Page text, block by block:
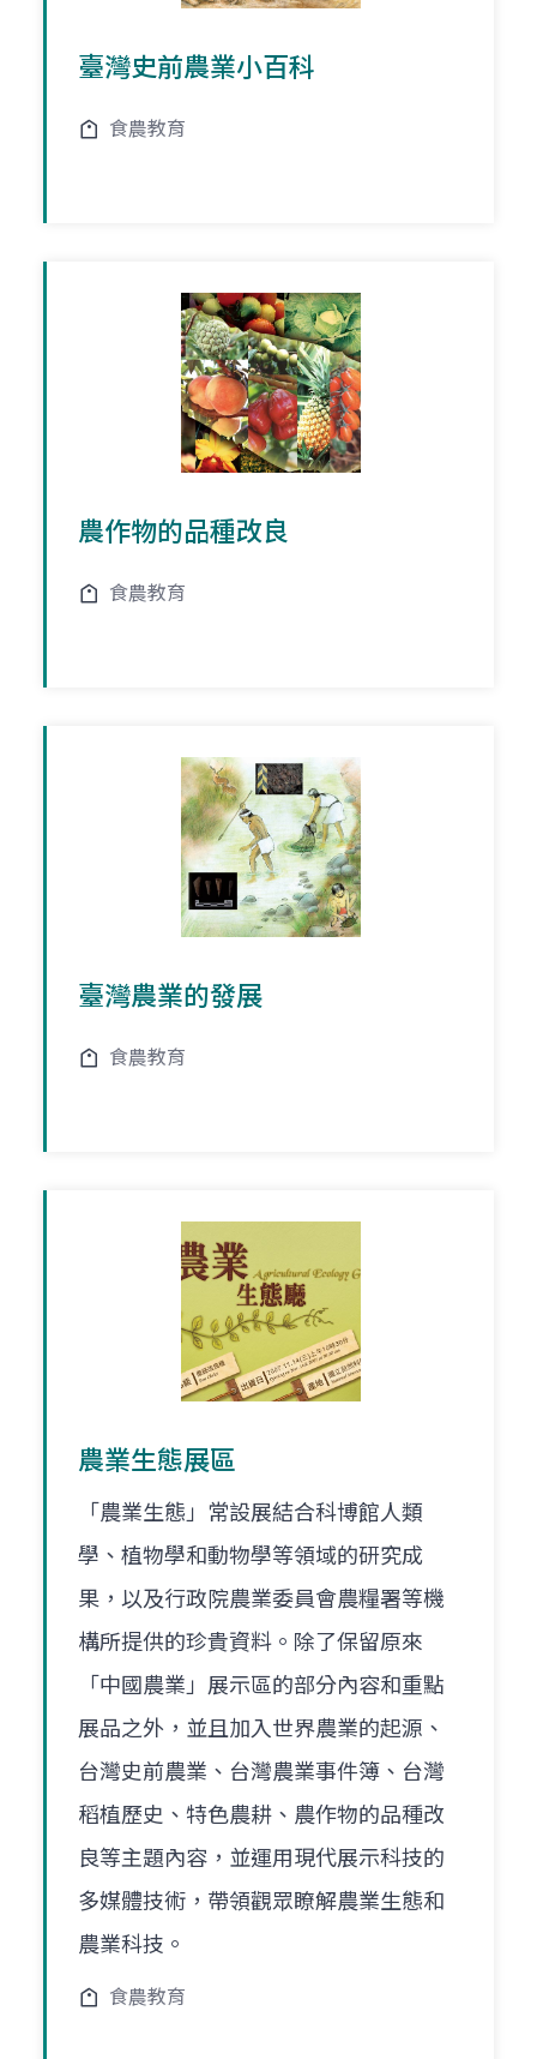
臺灣史前農業小百科
食農教育
農作物的品種改良
食農教育
臺灣農業的發展
食農教育
農業生態展區
「農業生態」常設展結合科博館人類
學、植物學和動物學等領域的研究成
果，以及行政院農業委員會農糧署等機
構所提供的珍貴資料。除了保留原來
「中國農業」展示區的部分內容和重點
展品之外，並且加入世界農業的起源、
台灣史前農業、台灣農業事件簿、台灣
稻植歷史、特色農耕、農作物的品種改
良等主題內容，並運用現代展示科技的
多媒體技術，帶領觀眾瞭解農業生態和
農業科技。
食農教育